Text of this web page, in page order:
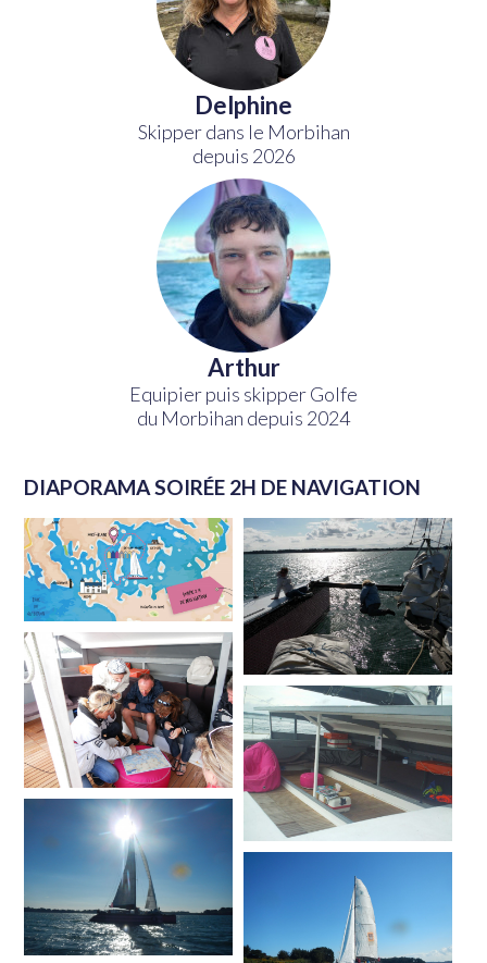
Delphine
Skipper dans le Morbihan
depuis 2026
Arthur
Equipier puis skipper Golfe
du Morbihan depuis 2024
DIAPORAMA SOIRÉE 2H DE NAVIGATION